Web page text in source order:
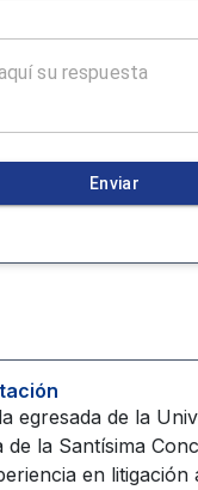
Enviar
egresada de la
de la Santísima
en litigación